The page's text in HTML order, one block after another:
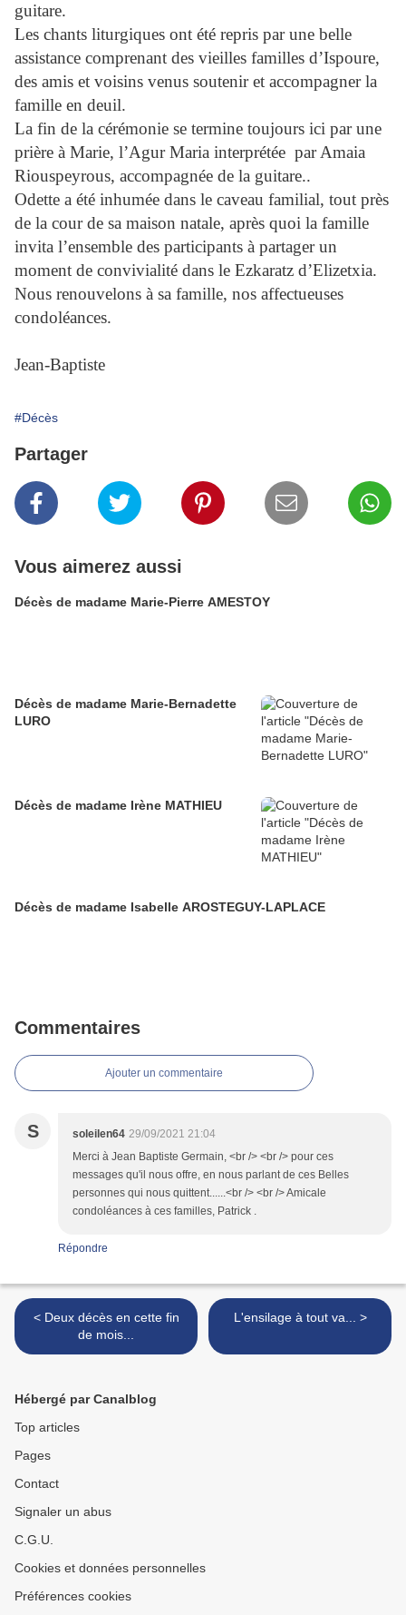
guitare.
Les chants liturgiques ont été repris par une belle
assistance comprenant des vieilles familles d’Ispoure,
des amis et voisins venus soutenir et accompagner la
famille en deuil.
La fin de la cérémonie se termine toujours ici par une
prière à Marie, l’Agur Maria interprétée par Amaia
Riouspeyrous, accompagnée de la guitare..
Odette a été inhumée dans le caveau familial, tout près
de la cour de sa maison natale, après quoi la famille
invita l’ensemble des participants à partager un
moment de convivialité dans le Ezkaratz d’Elizetxia.
Nous renouvelons à sa famille, nos affectueuses
condoléances.
Jean-Baptiste
#Décès
Partager
Vous aimerez aussi
Décès de madame Marie-Pierre AMESTOY
Décès de madame Marie-Bernadette
LURO
Décès de madame Irène MATHIEU
Décès de madame Isabelle AROSTEGUY-LAPLACE
Commentaires
Ajouter un commentaire
S soleilen64 29/09/2021 21:04
Merci à Jean Baptiste Germain, <br /> <br /> pour ces
messages qu'il nous offre, en nous parlant de ces Belles
personnes qui nous quittent......<br /> <br /> Amicale
condoléances à ces familles, Patrick .
Répondre
< Deux décès en cette fin
de mois...
L'ensilage à tout va... >
Hébergé par Canalblog
Top articles
Pages
Contact
Signaler un abus
C.G.U.
Cookies et données personnelles
Préférences cookies